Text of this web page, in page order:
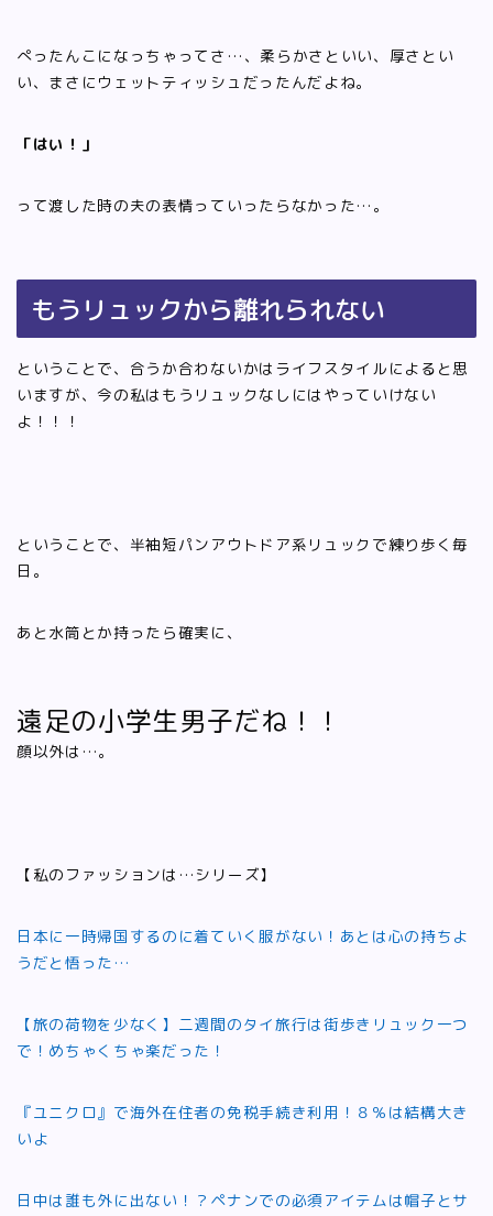
ぺったんこになっちゃってさ…、柔らかさといい、厚さとい
い、まさにウェットティッシュだったんだよね。
「はい！」
って渡した時の夫の表情っていったらなかった…。
もうリュックから離れられない
ということで、合うか合わないかはライフスタイルによると思
いますが、今の私はもうリュックなしにはやっていけない
よ！！！
ということで、半袖短パンアウトドア系リュックで練り歩く毎
日。
あと水筒とか持ったら確実に、
遠足の小学生男子だね！！
顔以外は…。
【私のファッションは…シリーズ】
日本に一時帰国するのに着ていく服がない！あとは心の持ちよ
うだと悟った…
【旅の荷物を少なく】二週間のタイ旅行は街歩きリュック一つ
で！めちゃくちゃ楽だった！
『ユニクロ』で海外在住者の免税手続き利用！８％は結構大き
いよ
日中は誰も外に出ない！？ペナンでの必須アイテムは帽子とサ